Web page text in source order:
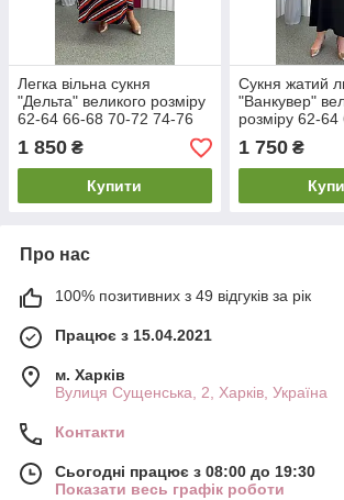
Легка вільна сукня
"Дельта" великого розміру
62-64 66-68 70-72 74-76
1 850 ₴
Купити
Сукня жатий
"Ванкувер"
розміру 62-
74-76
1 750₴
Про нас
100% позитивних з 49 відгуків за рік
Працює з 15.04.2021
м. Харків
Вулиця Сущенська, 2, Харків, Україна
Контакти
Сьогодні працює з 08:00 до 19:30
Показати весь графік роботи